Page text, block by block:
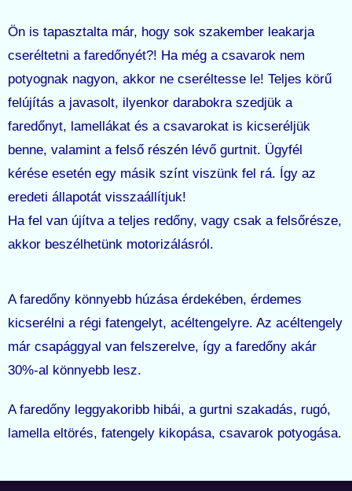
Ön is tapasztalta már, hogy sok szakember leakarja
cseréltetni a faredőnyét?! Ha még a csavarok nem
potyognak nagyon, akkor ne cseréltesse le! Teljes körű
felújítás a javasolt, ilyenkor darabokra szedjük a
faredőnyt, lamellákat és a csavarokat is kicseréljük
benne, valamint a felső részén lévő gurtnit. Ügyfél
kérése esetén egy másik színt viszünk fel rá. Így az
eredeti állapotát visszaállítjuk!
Ha fel van újítva a teljes redőny, vagy csak a felsőrésze,
akkor beszélhetünk motorizálásról.
A faredőny könnyebb húzása érdekében, érdemes
kicserélni a régi fatengelyt, acéltengelyre. Az acéltengely
már csapággyal van felszerelve, így a faredőny akár
30%-al könnyebb lesz.
A faredőny leggyakoribb hibái, a gurtni szakadás, rugó,
lamella eltörés, fatengely kikopása, csavarok potyogása.